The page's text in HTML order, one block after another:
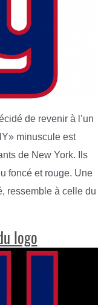
de revenir à l’un
minuscule est
de New York. Ils
foncé et rouge. Une
ressemble à celle du
logo